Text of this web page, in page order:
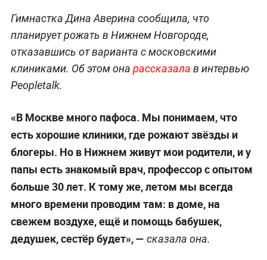
Гимнастка Дина Аверина сообщила, что
планирует рожать в Нижнем Новгороде,
отказавшись от варианта с московскими
клиниками. Об этом она рассказала в интервью
Peopletalk.
«В Москве много пафоса. Мы понимаем, что
есть хорошие клиники, где рожают звёзды и
блогеры. Но в Нижнем живут мои родители, и у
папы есть знакомый врач, профессор с опытом
больше 30 лет. К тому же, летом мы всегда
много времени проводим там: в доме, на
свежем воздухе, ещё и помощь бабушек,
дедушек, сестёр будет», — сказала она.